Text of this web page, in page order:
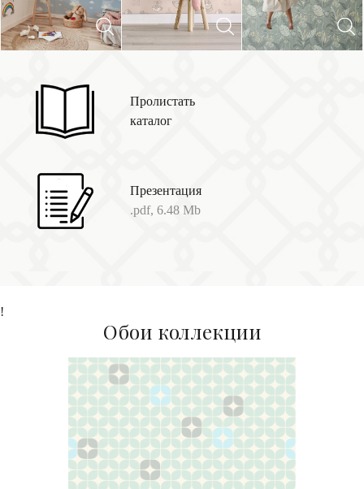
Пролистать
каталог
Презентация
.pdf, 6.48 Mb
!
Обои коллекции